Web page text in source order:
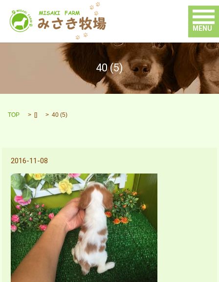
MENU
40 (5)
TOP [] 40 (5)
2016-11-08